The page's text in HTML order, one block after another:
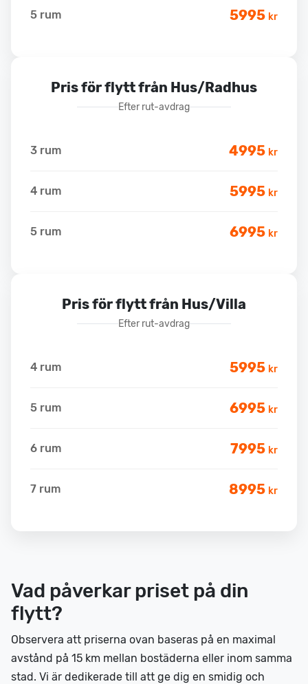
5 rum 5995 kr
Pris för flytt från Hus/Radhus
Efter rut-avdrag
3 rum 4995 kr
4 rum 5995 kr
5 rum 6995 kr
Pris för flytt från Hus/Villa
Efter rut-avdrag
4 rum 5995 kr
5 rum 6995 kr
6 rum 7995 kr
7 rum 8995 kr
Vad påverkar priset på din
flytt?
Observera att priserna ovan baseras på en maximal
avstånd på 15 km mellan bostäderna eller inom samma
stad. Vi är dedikerade till att ge dig en smidig och